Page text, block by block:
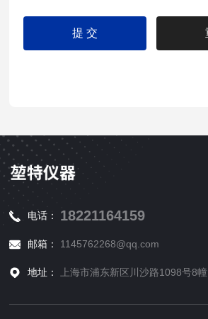
电话： 18221164159
邮箱： 1145762268@qq.com
地址： 上海市浦东新区川沙路1098号8幢